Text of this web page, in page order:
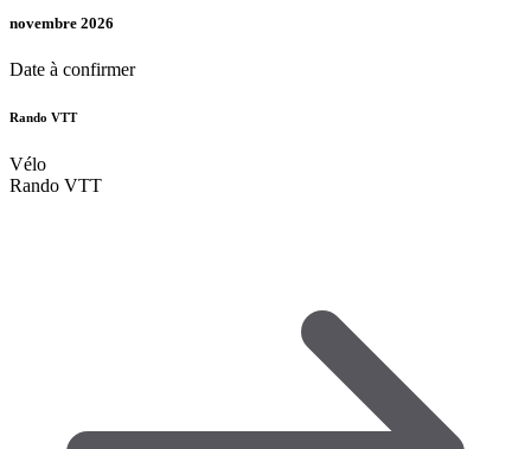
novembre 2026
Date à confirmer
Rando VTT
Vélo
Rando VTT